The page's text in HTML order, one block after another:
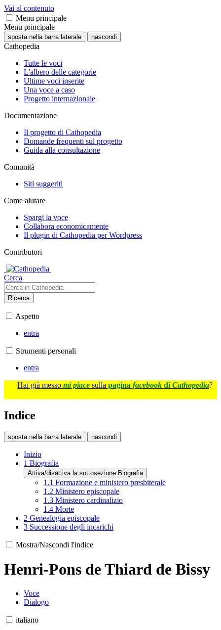
Vai al contenuto
Menu principale
Menu principale
sposta nella barra laterale nascondi
Cathopedia
Tutte le voci
L'albero delle categorie
Ultime voci inserite
Una voce a caso
Progetto internazionale
Documentazione
Il progetto di Cathopedia
Domande frequenti sul progetto
Guida alla consultazione
Comunità
Siti suggeriti
Come aiutare
Spargi la voce
Collabora economicamente
Il plugin di Cathopedia per Wordpress
Contributori
Cerca
Ricerca
Aspetto
entra
Strumenti personali
entra
Hai già messo mi piace sulla pagina facebook di Cathopedia?
Indice
sposta nella barra laterale nascondi
Inizio
1 Biografia
Attiva/disattiva la sottosezione Biografia
1.1 Formazione e ministero presbiterale
1.2 Ministero episcopale
1.3 Ministero cardinalizio
1.4 Morte
2 Genealogia episcopale
3 Successione degli incarichi
Mostra/Nascondi l'indice
Henri-Pons de Thiard de Bissy
Voce
Dialogo
italiano